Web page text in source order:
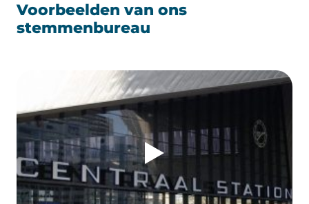
Voorbeelden van ons
stemmenbureau